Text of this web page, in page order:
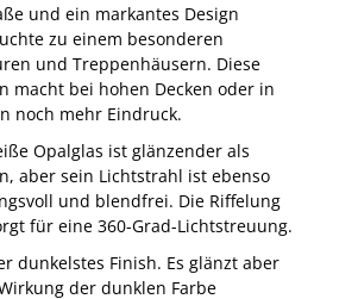
und ein markantes Design
zu einem besonderen
und Treppenhäusern. Diese
macht bei hohen Decken oder in
noch mehr Eindruck.
Opalglas ist glänzender als
aber sein Lichtstrahl ist ebenso
und blendfrei. Die Riffelung
für eine 360-Grad-Lichtstreuung.
dunkelstes Finish. Es glänzt aber
der dunklen Farbe